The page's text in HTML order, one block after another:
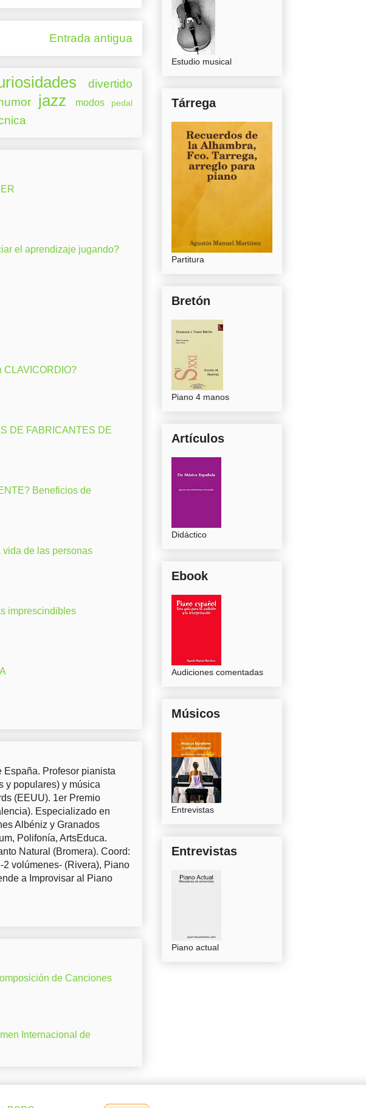
Entrada antigua
divertido
jazz modos pedal
el aprendizaje jugando?
CLAVICORDIO?
DE FABRICANTES DE
Beneficios de
vida de las personas
imprescindibles
Profesor pianista
y populares) y música
(EEUU). 1er Premio
Especializado en
Albéniz y Granados
Polifonía, ArtsEduca.
Natural (Bromera). Coord:
2 volúmenes- (Rivera), Piano
a Improvisar al Piano
de Canciones
Internacional de
Estudio musical
Tárrega
Partitura
Bretón
Piano 4 manos
Artículos
Didáctico
Ebook
Audiciones comentadas
Músicos
Entrevistas
Entrevistas
Piano actual